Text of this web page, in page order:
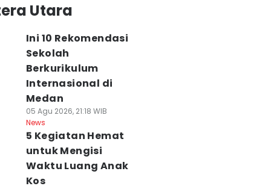
Utara
Ini 10 Rekomendasi
Sekolah
Berkurikulum
Internasional di
Medan
05 Agu 2026, 21:18 WIB
News
5 Kegiatan Hemat
untuk Mengisi
Waktu Luang Anak
Kos